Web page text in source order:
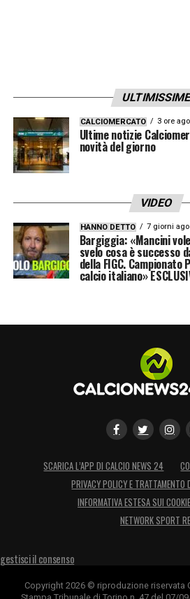
CALCIOMERCATO 3 ore ago
Ultime notizie
novità del giorno
VIDEO
HANNO DETTO 7 giorni ago
Bargiggia: «Mancini
svelo cosa è successo
della FIGC. Campionato
calcio italiano»
SCARICA L’APP DI CALCIO NEWS 24
PRIVACY POLICY E TRATTAMENTO
INFORMATIVA ESTESA SUI
NETWORK SPORT
gestisci il consenso
Copyright 2026 © riproduzione riservata